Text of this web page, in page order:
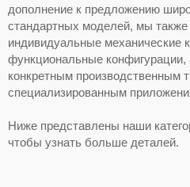
дополнение к предложению
стандартных моделей, мы
индивидуальные механические
функциональные
конкретным производственным
специализированным
Ниже представлены наши
чтобы узнать больше деталей.